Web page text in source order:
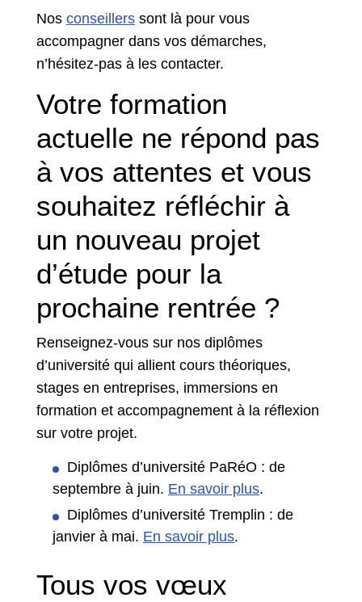
Nos conseillers sont là pour vous
accompagner dans vos démarches,
n’hésitez-pas à les contacter.
Votre formation
actuelle ne répond pas
à vos attentes et vous
souhaitez réfléchir à
un nouveau projet
d’étude pour la
prochaine rentrée ?
Renseignez-vous sur nos diplômes
d’université qui allient cours théoriques,
stages en entreprises, immersions en
formation et accompagnement à la réflexion
sur votre projet.
Diplômes d’université PaRéO : de
septembre à juin. En savoir plus.
Diplômes d’université Tremplin : de
janvier à mai. En savoir plus.
Tous vos vœux